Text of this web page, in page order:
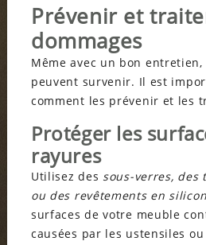
Prévenir et
dommages
Même avec un bon entretien,
peuvent survenir. Il est
comment les prévenir et les
Protéger les
rayures
Utilisez des sous-verres,
ou des revêtements en
surfaces de votre meuble
causées par les ustensiles